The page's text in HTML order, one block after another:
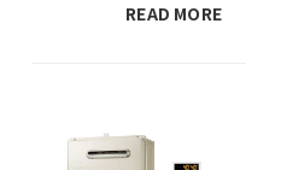
READ MORE